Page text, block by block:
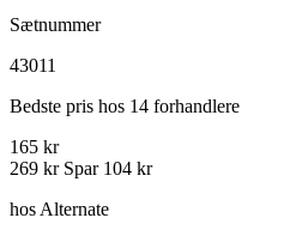
Sætnummer
43011
Bedste pris hos 14 forhandlere
165 kr
269 kr Spar 104 kr
hos Alternate